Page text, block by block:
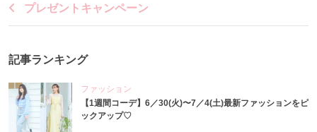
プレゼントキャンペーン
記事ランキング
ファッション
【1週間コーデ】6／30(火)〜7／4(土)最新ファッションをピ
ックアップ♡